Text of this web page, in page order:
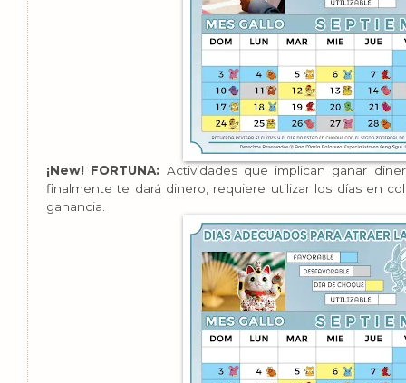
¡New! FORTUNA: Actividades que implican ganar
finalmente te dará dinero, requiere utilizar los días en
ganancia.